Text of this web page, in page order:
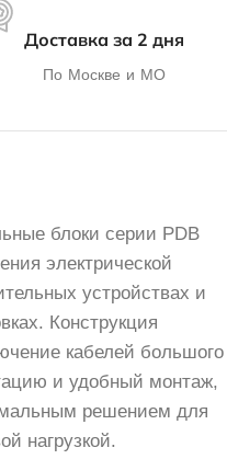
Доставка за 2 дня
По Москве и МО
блоки серии PDB
электрической
устройствах и
Конструкция
кабелей большого
и удобный монтаж,
решением для
нагрузкой.